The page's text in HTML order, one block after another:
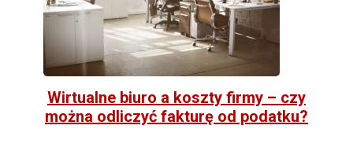
Wirtualne biuro a koszty firmy – czy
można odliczyć fakturę od podatku?